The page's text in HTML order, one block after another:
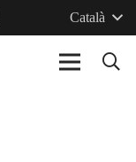
Català